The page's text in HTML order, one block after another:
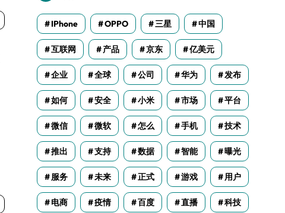
IPhone OPPO 三星 中国
互联网 产品 京东 亿美元
企业 全球 公司 华为 发布
如何 安全 小米 市场 平台
微信 微软 怎么 手机 技术
推出 支持 数据 智能 曝光
服务 未来 正式 游戏 用户
电商 疫情 百度 直播 科技